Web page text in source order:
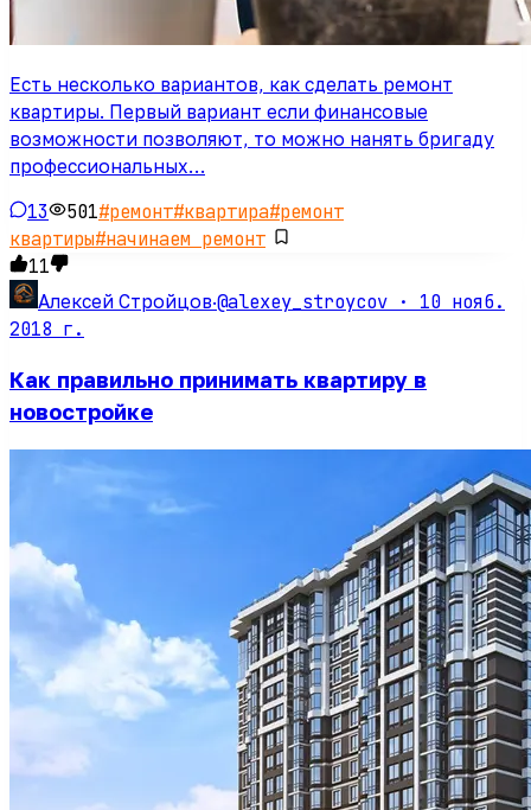
Есть несколько вариантов, как сделать ремонт
квартиры. Первый вариант если финансовые
возможности позволяют, то можно нанять бригаду
профессиональных…
13 501#ремонт#квартира#ремонт
квартиры#начинаем ремонт
11
Алексей Стройцов·@alexey_stroycov · 10 нояб.
2018 г.
Как правильно принимать квартиру в
новостройке